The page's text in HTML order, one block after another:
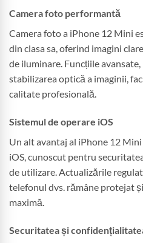
Camera foto performantă
Camera foto a iPhone 12 Mini
din clasa sa, oferind imagini
de iluminare. Funcțiile
stabilizarea optică a imaginii,
calitate profesională.
Sistemul de operare iOS
Un alt avantaj al iPhone 12
iOS, cunoscut pentru
de utilizare. Actualizările
telefonul dvs. rămâne protejat
maximă.
Securitatea și